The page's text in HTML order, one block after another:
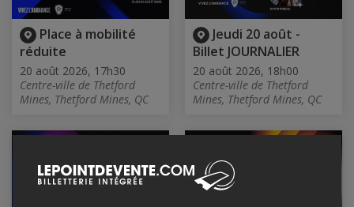
Place à mobilité
réduite
20 août 2026, 17h30
Centre-ville de Thetford
Mines, Thetford Mines, QC
Jeudi 20 août -
Billet JOURNALIER
20 août 2026, 18h00
Centre-ville de Thetford
Mines, Thetford Mines, QC